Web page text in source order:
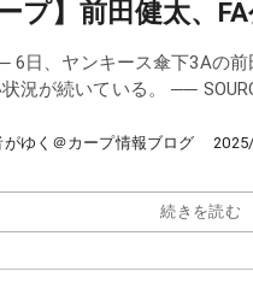
プ】前田健太、
6日、ヤンキース傘下3Aの
況が続いている。 ──
がゆく＠カープ情報ブログ
続きを読む